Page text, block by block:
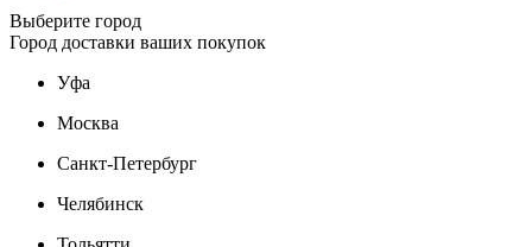
Выберите город
Город доставки ваших покупок
Уфа
Москва
Санкт-Петербург
Челябинск